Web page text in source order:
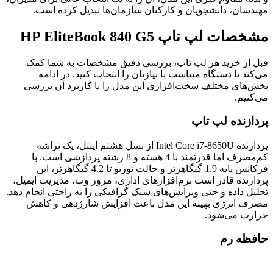
مهندسان، دانشجویان و کارکنان سازمان‌ها تبدیل کرده است.
مشخصات لپ تاپ HP EliteBook 840 G5
قبل از خرید هر لپ تاپ، بررسی دقیق مشخصات به شما کمک
می‌کند تا دستگاه متناسب با نیازتان را انتخاب کنید. در ادامه
بخش‌های مختلف سخت‌افزاری این مدل را با کاربرد آن بررسی
می‌کنیم.
پردازنده لپ تاپ
پردازنده Intel Core i7-8650U از نسل هشتم اینتل، یک تراشه
کم‌مصرف اما قدرتمند با 4 هسته و 8 رشته پردازشی است. با
فرکانس پایه 1.9 گیگاهرتز و حالت توربو تا 4.2 گیگاهرتز، این
پردازنده قادر است نرم‌افزارهای اداری، مرور وب، مدیریت ایمیل،
تحلیل داده و حتی ویرایش‌های سبک گرافیکی را به راحتی انجام دهد.
مصرف انرژی بهینه این مدل باعث افزایش شارژدهی و کاهش
حرارت می‌شود.
حافظه رم